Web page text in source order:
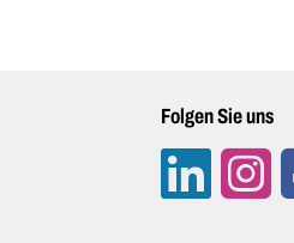
Folgen Sie uns